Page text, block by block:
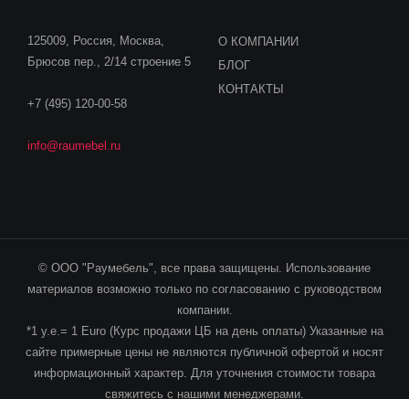
125009, Россия, Москва,
Брюсов пер., 2/14 строение 5
+7 (495) 120-00-58
info@raumebel.ru
О КОМПАНИИ
БЛОГ
КОНТАКТЫ
© ООО "Раумебель", все права защищены. Использование
материалов возможно только по согласованию с руководством
компании.
*1 у.е.= 1 Euro (Курс продажи ЦБ на день оплаты) Указанные на
сайте примерные цены не являются публичной офертой и носят
информационный характер. Для уточнения стоимости товара
свяжитесь с нашими менеджерами.